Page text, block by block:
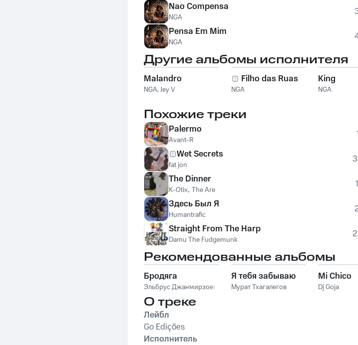
Nao Compensa
NGA
Pensa Em Mim
NGA
Другие альбомы исполнителя
Malandro
NGA,Jey V
Filho das Ruas
NGA
King
NGA
Похожие треки
Palermo
Avant-R
Wet Secrets
fat jon
The Dinner
K-Otix, The Are
Здесь Был Я
Humantrafic
Straight From The Harp
Damu The Fudgemunk
Рекомендованные альбомы
Бродяга
Эльбрус Джанмирзоев
Я тебя забываю
Мурат Тхагалегов
Mi Chico
Dj Goja
О треке
Лейбл
Go Edições
Исполнитель